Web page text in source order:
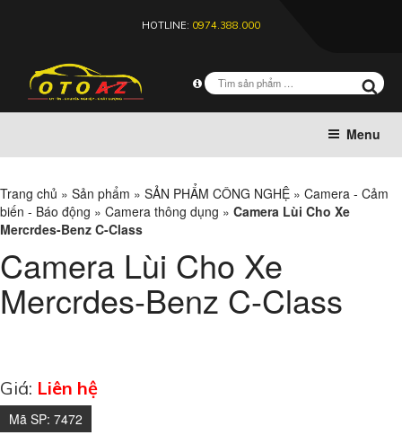
HOTLINE: 0974.388.000
Menu
Trang chủ » Sản phẩm » SẢN PHẨM CÔNG NGHỆ » Camera - Cảm
biến - Báo động » Camera thông dụng » Camera Lùi Cho Xe
Mercrdes-Benz C-Class
Camera Lùi Cho Xe
Mercrdes-Benz C-Class
Giá: Liên hệ
Mã SP: 7472